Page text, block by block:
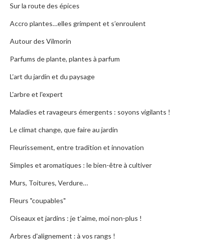
Sur la route des épices
Accro plantes…elles grimpent et s’enroulent
Autour des Vilmorin
Parfums de plante, plantes à parfum
L’art du jardin et du paysage
L'arbre et l'expert
Maladies et ravageurs émergents : soyons vigilants !
Le climat change, que faire au jardin
Fleurissement, entre tradition et innovation
Simples et aromatiques : le bien-être à cultiver
Murs, Toitures, Verdure…
Fleurs "coupables"
Oiseaux et jardins : je t’aime, moi non-plus !
Arbres d'alignement : à vos rangs !